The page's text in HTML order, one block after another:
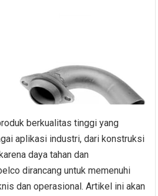
berkualitas tinggi yang
aplikasi industri, dari konstruksi
daya tahan dan
dirancang untuk memenuhi
dan operasional. Artikel ini akan